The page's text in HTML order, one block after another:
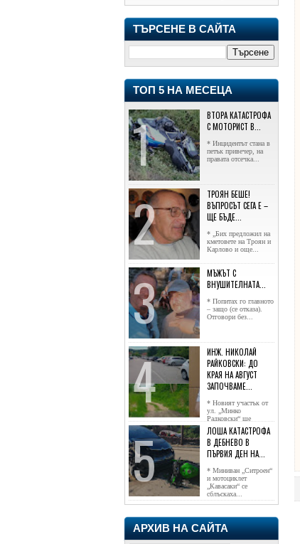
ТЪРСЕНЕ В САЙТА
ТОП 5 НА МЕСЕЦА
ВТОРА КАТАСТРОФА
С МОТОРИСТ В...
* Инцидентът стана в
петък привечер, на
правата отсечка...
ТРОЯН БЕШЕ!
ВЪПРОСЪТ СЕГА Е –
ЩЕ БЪДЕ...
* „Бих предложил на
кметовете на Троян и
Карлово и още...
МЪЖЪТ С
ВНУШИТЕЛНАТА...
* Попитах го главното
– защо (се отказа).
Отговори без...
ИНЖ. НИКОЛАЙ
РАЙКОВСКИ: ДО
КРАЯ НА АВГУСТ
ЗАПОЧВАМЕ...
* Новият участък от
ул. „Минко
Радковски“ ще
достигне жк...
ЛОША КАТАСТРОФА
В ДЕБНЕВО В
ПЪРВИЯ ДЕН НА...
* Миниван „Ситроен“
и мотоциклет
„Кавасаки“ се
сблъскаха...
АРХИВ НА САЙТА